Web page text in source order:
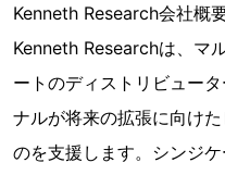
Kenneth Research会社概
Kenneth Researchは、マ
ートのディストリビュー
ナルが将来の拡張に向け
のを支援します。シンジ